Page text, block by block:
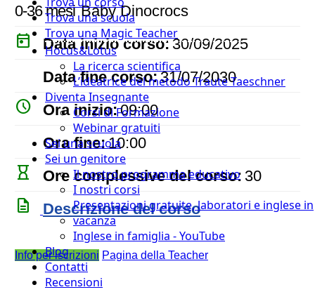
Trova una scuola
Trova una Magic Teacher
Hocus&Lotus
La ricerca scientifica
L’ideatrice del metodo Traute Taeschner
Diventa Insegnante
Corsi di Formazione
Webinar gratuiti
Sei una scuola
Sei un genitore
Il nostro programma educativo
I nostri corsi
Presentazioni gratuite, laboratori e inglese in
vacanza
Inglese in famiglia - YouTube
Blog
Contatti
Recensioni
0-36 mesi Baby Dinocrocs
today Data inizio corso:30/09/2025
Data fine corso:31/07/2030
watch_later Ora inizio:09:00
Ora fine:10:00
hourglass_empty Ore complessive del corso: 30
description Descrizione del corso
Info per iscrizioni Pagina della Teacher